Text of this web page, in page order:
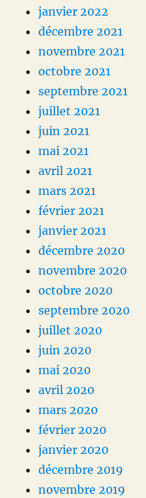
janvier 2022
décembre 2021
novembre 2021
octobre 2021
septembre 2021
juillet 2021
juin 2021
mai 2021
avril 2021
mars 2021
février 2021
janvier 2021
décembre 2020
novembre 2020
octobre 2020
septembre 2020
juillet 2020
juin 2020
mai 2020
avril 2020
mars 2020
février 2020
janvier 2020
décembre 2019
novembre 2019